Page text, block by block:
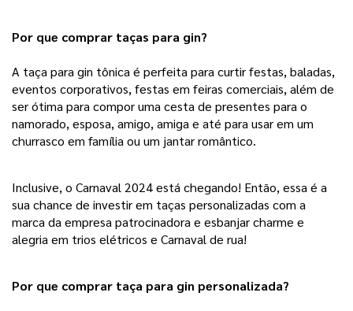
Por que comprar taças para gin?
A taça para gin tônica é perfeita para curtir festas, baladas,
eventos corporativos, festas em feiras comerciais, além de
ser ótima para compor uma cesta de presentes para o
namorado, esposa, amigo, amiga e até para usar em um
churrasco em família ou um jantar romântico.
Inclusive, o Carnaval 2024 está chegando! Então, essa é a
sua chance de investir em taças personalizadas com a
marca da empresa patrocinadora e esbanjar charme e
alegria em trios elétricos e Carnaval de rua!
Por que comprar taça para gin personalizada?